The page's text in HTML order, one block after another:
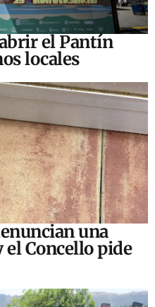
el Pantín
locales
una
el Concello pide